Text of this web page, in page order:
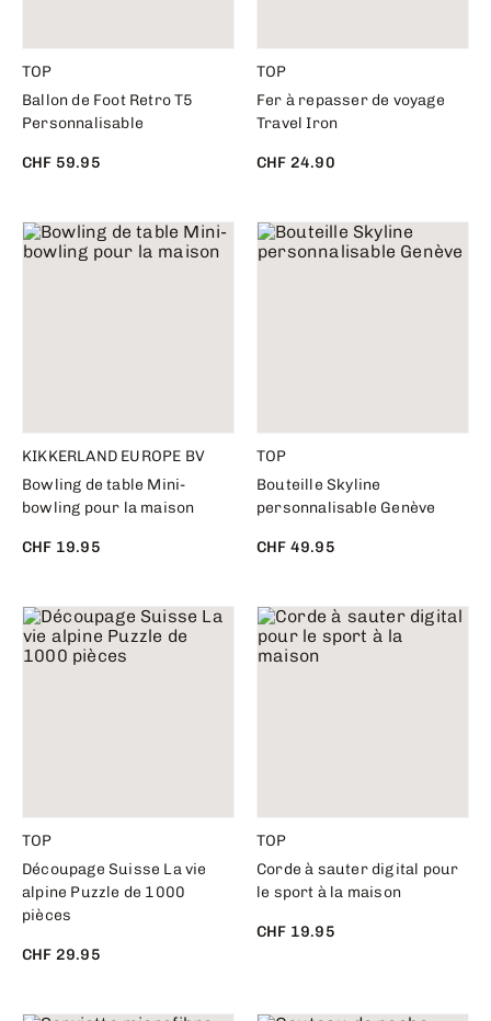
TOP
Ballon de Foot Retro T5
Personnalisable
CHF 59.95
TOP
Fer à repasser de voyage
Travel Iron
CHF 24.90
KIKKERLAND EUROPE BV
Bowling de table Mini-
bowling pour la maison
CHF 19.95
TOP
Bouteille Skyline
personnalisable Genève
CHF 49.95
TOP
Découpage Suisse La vie
alpine Puzzle de 1000
pièces
CHF 29.95
TOP
Corde à sauter digital pour
le sport à la maison
CHF 19.95